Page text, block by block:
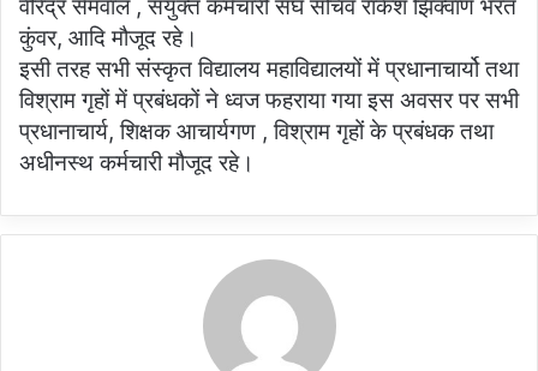
वीरेंद्र सेमवाल , संयुक्त कर्मचारी संघ सचिव राकेश झिक्वाण भरत
कुंवर, आदि मौजूद रहे।
इसी तरह सभी संस्कृत विद्यालय महाविद्यालयों में प्रधानाचार्यो तथा
विश्राम गृहों में प्रबंधकों ने ध्वज फहराया गया इस अवसर पर सभी
प्रधानाचार्य, शिक्षक आचार्यगण , विश्राम गृहों के प्रबंधक तथा
अधीनस्थ कर्मचारी मौजूद रहे।